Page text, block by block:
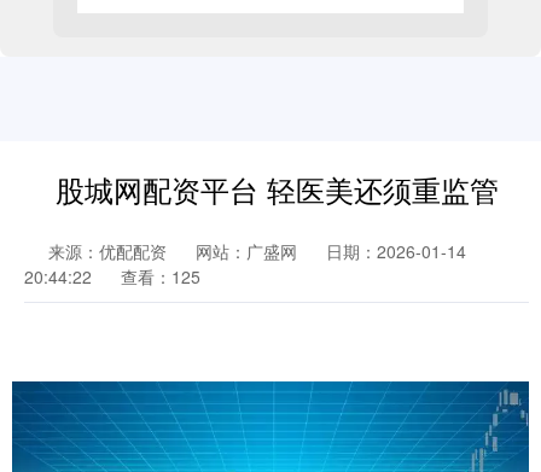
股城网配资平台 轻医美还须重监管
来源：优配配资 网站：广盛网
日期：2026-01-14
20:44:22
查看：125